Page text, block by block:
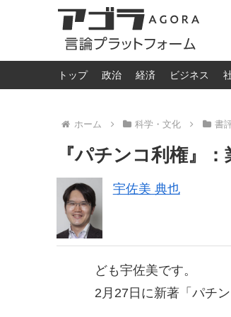
トップ 政治 経済 ビジネス
ホーム 科学・文化 書
『パチンコ利権』
宇佐美 典也
ども宇佐美です。
2月27日に新著「パチ